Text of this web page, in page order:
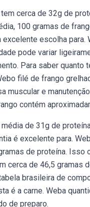
cerca de 32g de
100 gramas de
escolha
pode variar
Para saber quanto
filé de frango
muscular e
contém
de 31g de
é excelente para.
de proteína.
cerca de 46,5
brasileira de
é a carne. Weba
de preparo.